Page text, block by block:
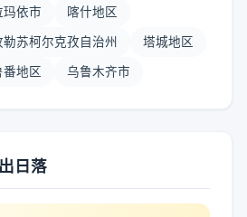
玛依市 喀什地区
勒苏柯尔克孜自治州 塔城地区
番地区 乌鲁木齐市
日落